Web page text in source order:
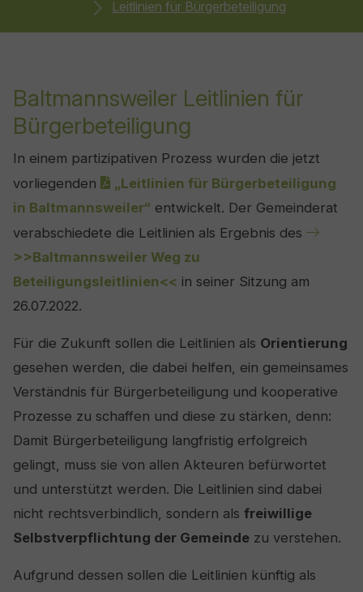
Leitlinien für Bürgerbeteiligung
Baltmannsweiler Leitlinien für
Bürgerbeteiligung
In einem partizipativen Prozess wurden die jetzt
vorliegenden
„Leitlinien für Bürgerbeteiligung
in Baltmannsweiler“ entwickelt. Der Gemeinderat
verabschiedete die Leitlinien als Ergebnis des
>>Baltmannsweiler Weg zu
Beteiligungsleitlinien<< in seiner Sitzung am
26.07.2022.
Für die Zukunft sollen die Leitlinien als Orientierung
gesehen werden, die dabei helfen, ein gemeinsames
Verständnis für Bürgerbeteiligung und kooperative
Prozesse zu schaffen und diese zu stärken, denn:
Damit Bürgerbeteiligung langfristig erfolgreich
gelingt, muss sie von allen Akteuren befürwortet
und unterstützt werden. Die Leitlinien sind dabei
nicht rechtsverbindlich, sondern als freiwillige
Selbstverpflichtung der Gemeinde zu verstehen.
Aufgrund dessen sollen die Leitlinien künftig als